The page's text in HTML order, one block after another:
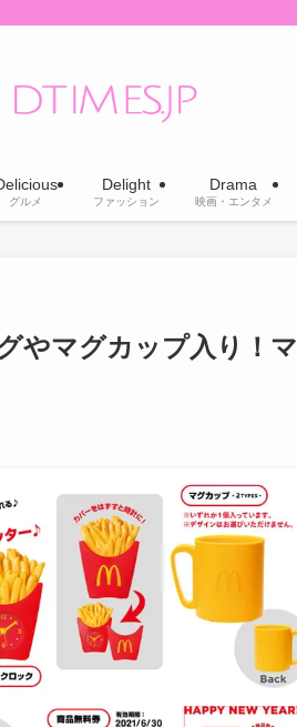
グルメ
Delight
ファッション
Drama
映画・エンタメ
やマグカップ入り！マ